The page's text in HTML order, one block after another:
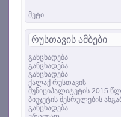
მეტი
რუსთავის ამბები
განცხადება
განცხადება
განცხადება
ქალაქ რუსთავის
მუნიციპალიტეტის 2015
ბიუჯეტის შესრულების
განცხადება